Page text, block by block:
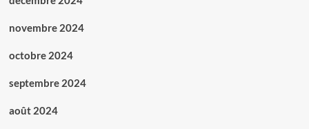
novembre 2024
octobre 2024
septembre 2024
août 2024